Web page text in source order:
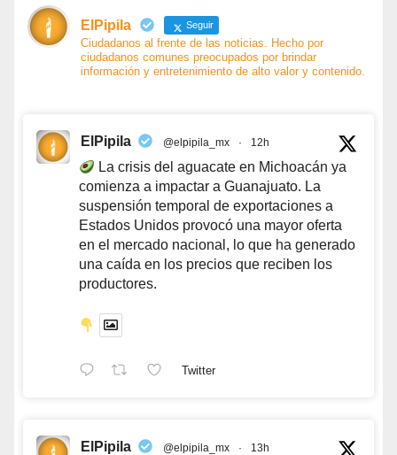
ElPipila Seguir
Ciudadanos al frente de las noticias. Hecho por
ciudadanos comunes preocupados por brindar
información y entretenimiento de alto valor y contenido.
ElPipila @elpipila_mx · 12h
La crisis del aguacate en Michoacán ya
comienza a impactar a Guanajuato. La
suspensión temporal de exportaciones a
Estados Unidos provocó una mayor oferta
en el mercado nacional, lo que ha generado
una caída en los precios que reciben los
productores.
Twitter
ElPipila @elpipila_mx · 13h